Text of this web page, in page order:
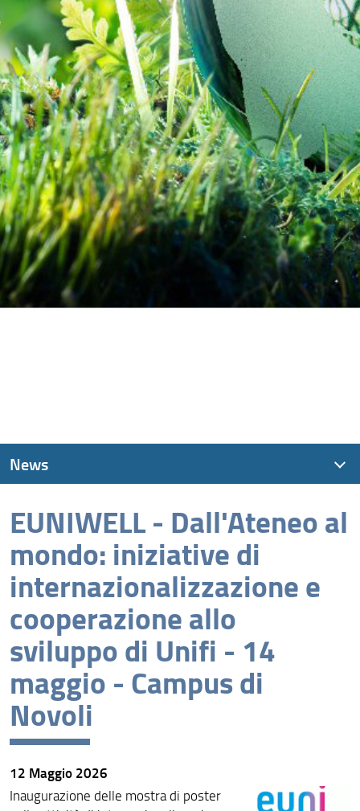
EUNIWELL - Dall'Ateneo al
mondo: iniziative di
internazionalizzazione e
cooperazione allo
sviluppo di Unifi - 14
maggio - Campus di
Novoli
12 Maggio 2026
Inaugurazione delle mostra di poster
News
News recenti
Archivio